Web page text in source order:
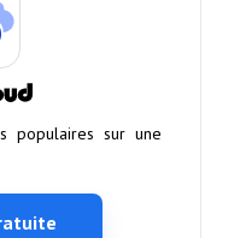
populaires sur une